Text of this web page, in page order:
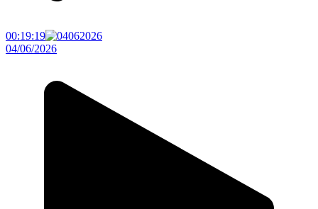
00:19:19
04/06/2026